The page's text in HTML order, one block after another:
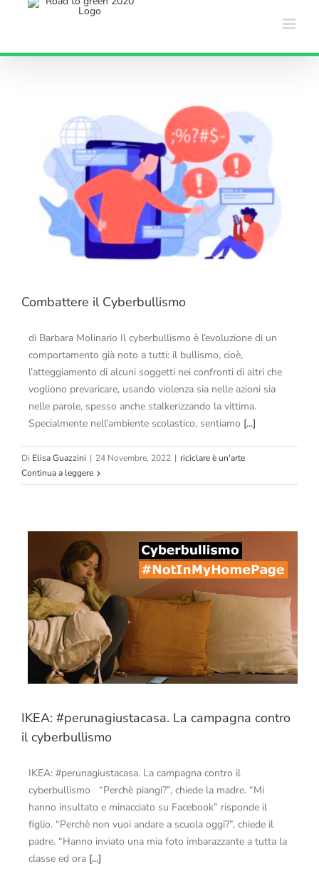
Combattere il Cyberbullismo
di Barbara Molinario Il cyberbullismo è l’evoluzione di un
comportamento già noto a tutti: il bullismo, cioè,
l’atteggiamento di alcuni soggetti nei confronti di altri che
vogliono prevaricare, usando violenza sia nelle azioni sia
nelle parole, spesso anche stalkerizzando la vittima.
Specialmente nell’ambiente scolastico, sentiamo [...]
Di Elisa Guazzini | 24 Novembre, 2022 | riciclare è un'arte
Continua a leggere
IKEA: #perunagiustacasa. La campagna contro
il cyberbullismo
IKEA: #perunagiustacasa. La campagna contro il
cyberbullismo “Perchè piangi?”, chiede la madre. “Mi
hanno insultato e minacciato su Facebook” risponde il
figlio. “Perchè non vuoi andare a scuola oggi?”, chiede il
padre. “Hanno inviato una mia foto imbarazzante a tutta la
classe ed ora [...]